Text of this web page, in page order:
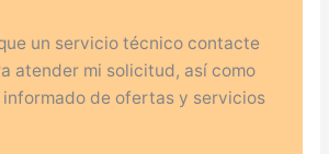
un servicio técnico contacte
atender mi solicitud, así como
informado de ofertas y servicios